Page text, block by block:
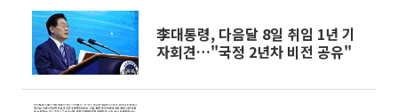
李대통령, 다음달 8일 취임 1년 기
자회견…"국정 2년차 비전 공유"